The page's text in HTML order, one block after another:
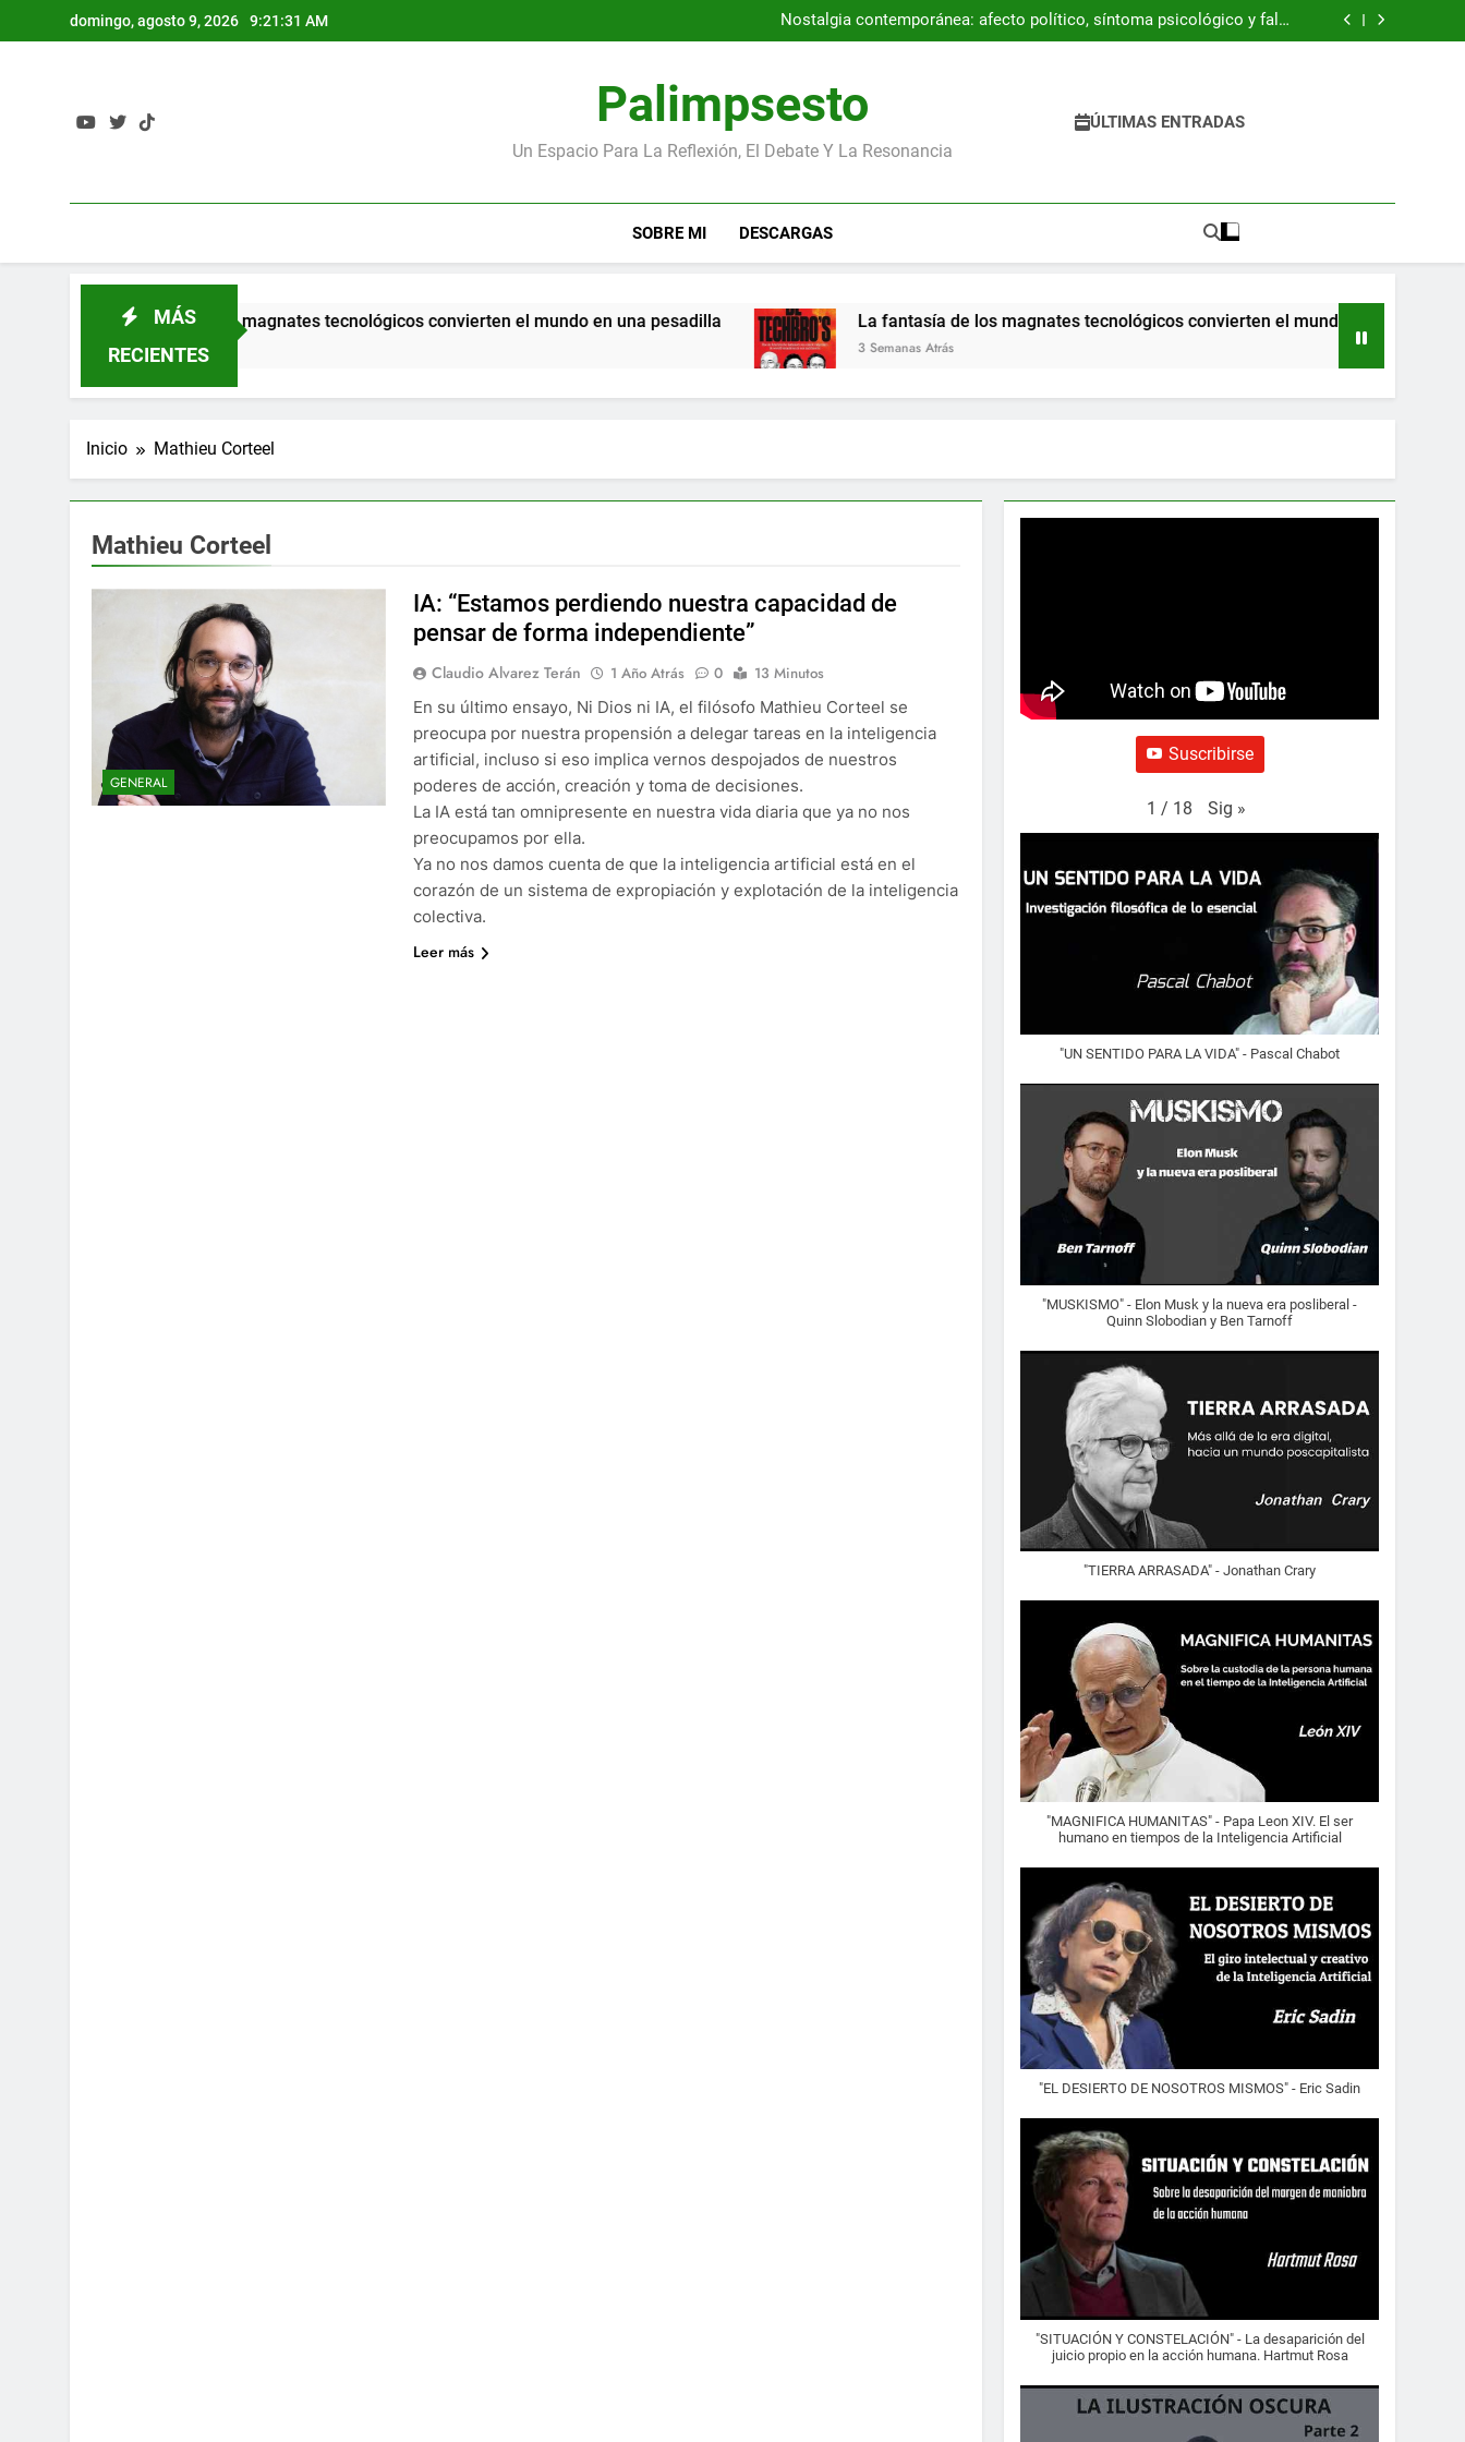
al
domingo, agosto 9, 2026 9:21:32 AM
Nostalgia contemporánea: afecto político, síntoma psicológico y falso
refugio
Entrevista con los autores del libro “Byung-Chul Han. Una introducción
Nostalgia contemporánea: afecto político, síntoma psicológico y falso
Entrevista con los autores del libro “Byung-Chul Han. Una introducción
Palimpsesto
Un Espacio Para La Reflexión, El Debate Y La Resonancia
ÚLTIMAS ENTRADAS
SOBRE MI DESCARGAS
MÁS
RECIENTES
La fantasía de los magnates tecnológicos convierten el mundo en una pesadilla
3 Semanas Atrás
La fantasía de los magnates tecnológicos convierten el mundo en una pesadilla
3 Semanas Atrás
Inicio Mathieu Corteel
Mathieu Corteel
GENERAL
IA: “Estamos perdiendo nuestra capacidad de
pensar de forma independiente”
Claudio Alvarez Terán 1 Año Atrás 0
13 Minutos
En su último ensayo, Ni Dios ni IA, el filósofo Mathieu Corteel se
preocupa por nuestra propensión a delegar tareas en la inteligencia
artificial, incluso si eso implica vernos despojados de nuestros
poderes de acción, creación y toma de decisiones.
La IA está tan omnipresente en nuestra vida diaria que ya no nos
preocupamos por ella.
Ya no nos damos cuenta de que la inteligencia artificial está en el
corazón de un sistema de expropiación y explotación de la inteligencia
colectiva.
Leer más
Suscribirse
1 / 18 Sig »
"UN SENTIDO PARA LA VIDA" - Pascal Chabot
"MUSKISMO" - Elon Musk y la nueva era posliberal -
Quinn Slobodian y Ben Tarnoff
"TIERRA ARRASADA" - Jonathan Crary
"MAGNIFICA HUMANITAS" - Papa Leon XIV. El ser
humano en tiempos de la Inteligencia Artificial
"EL DESIERTO DE NOSOTROS MISMOS" - Eric Sadin
"SITUACIÓN Y CONSTELACIÓN" - La desaparición del
juicio propio en la acción humana. Hartmut Rosa